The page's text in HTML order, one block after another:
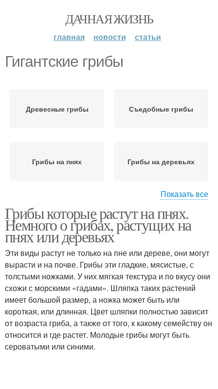
ДАЧНАЯ ЖИЗНЬ
главная новости статьи
Гигантские грибы
Древесные грибы Съедобные грибы
Грибы на пнях Грибы на деревьях
Пеньковые грибы Грибы на пеньках
Гриб на дереве
Показать все
Грибы которые растут на пнях.
Немного о грибах, растущих на
пнях или деревьях
Эти виды растут не только на пне или дереве, они могут
вырасти и на почве. Грибы эти гладкие, мясистые, с
толстыми ножками. У них мягкая текстура и по вкусу они
схожи с морскими «гадами». Шляпка таких растений
имеет большой размер, а ножка может быть или
короткая, или длинная. Цвет шляпки полностью зависит
от возраста гриба, а также от того, к какому семейству он
относится и где растет. Молодые грибы могут быть
сероватыми или синими.